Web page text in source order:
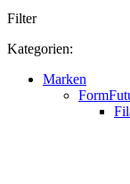
Filter
Kategorien:
Marken